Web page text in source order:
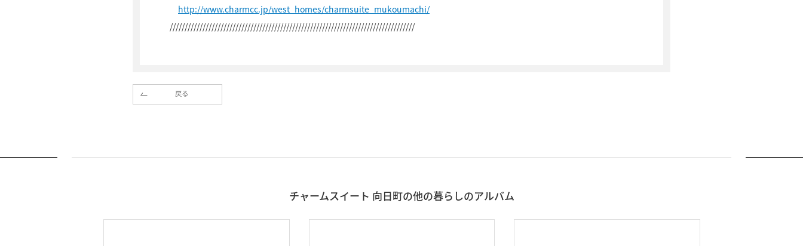
http://www.charmcc.jp/west_homes/charmsuite_mukoumachi/
//////////////////////////////////////////////////////////////////////////////////
戻る
チャームスイート 向日町の他の暮らしのアルバム